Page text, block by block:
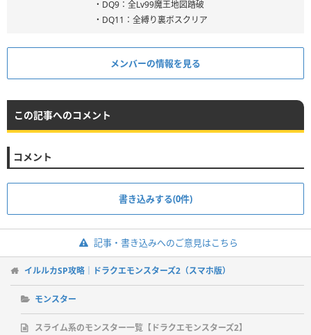
・DQ9：全Lv99魔王地図踏破
・DQ11：全縛り裏ボスクリア
メンバーの情報を見る
この記事へのコメント
コメント
書き込みする(0件)
記事・書き込みへのご意見はこちら
イルルカSP攻略｜ドラクエモンスターズ2（スマホ版）
モンスター
スライム系のモンスター一覧【ドラクエモンスターズ2】